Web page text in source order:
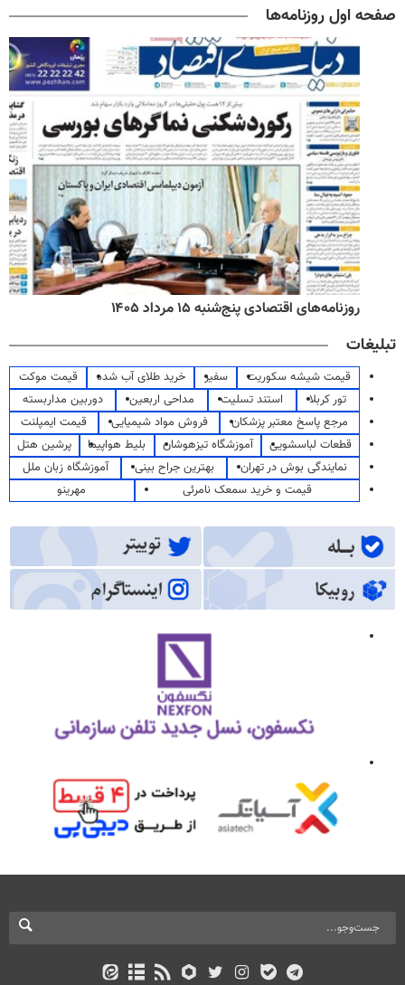
صفحه اول روزنامه‌ها
روزنامه‌های اقتصادی پنج‌شنبه ۱۵ مرداد ۱۴۰۵
تبلیغات
قیمت شیشه سکوریت سفیر خرید طلای آب شده
قیمت موکت
تور کربلا
استند تسلیت مداحی اربعین
دوربین مداربسته
مرجع پاسخ معتبر پزشکان
فروش مواد شیمیایی
قیمت ایمپلنت
قطعات لباسشویی
آموزشگاه تیزهوشان بلیط هواپیما
پرشین هتل
نمایندگی بوش در تهران
بهترین جراح بینی
آموزشگاه زبان ملل
قیمت و خرید سمعک نامرئی
مهرینو